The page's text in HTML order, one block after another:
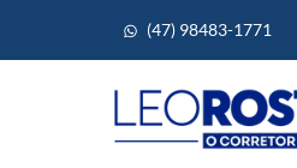
(47) 98483-1771
Página inicial